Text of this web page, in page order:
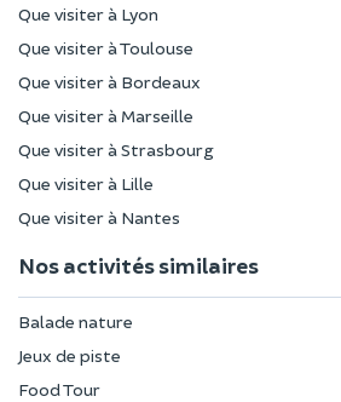
Que visiter à Lyon
Que visiter à Toulouse
Que visiter à Bordeaux
Que visiter à Marseille
Que visiter à Strasbourg
Que visiter à Lille
Que visiter à Nantes
Nos activités similaires
Balade nature
Jeux de piste
Food Tour